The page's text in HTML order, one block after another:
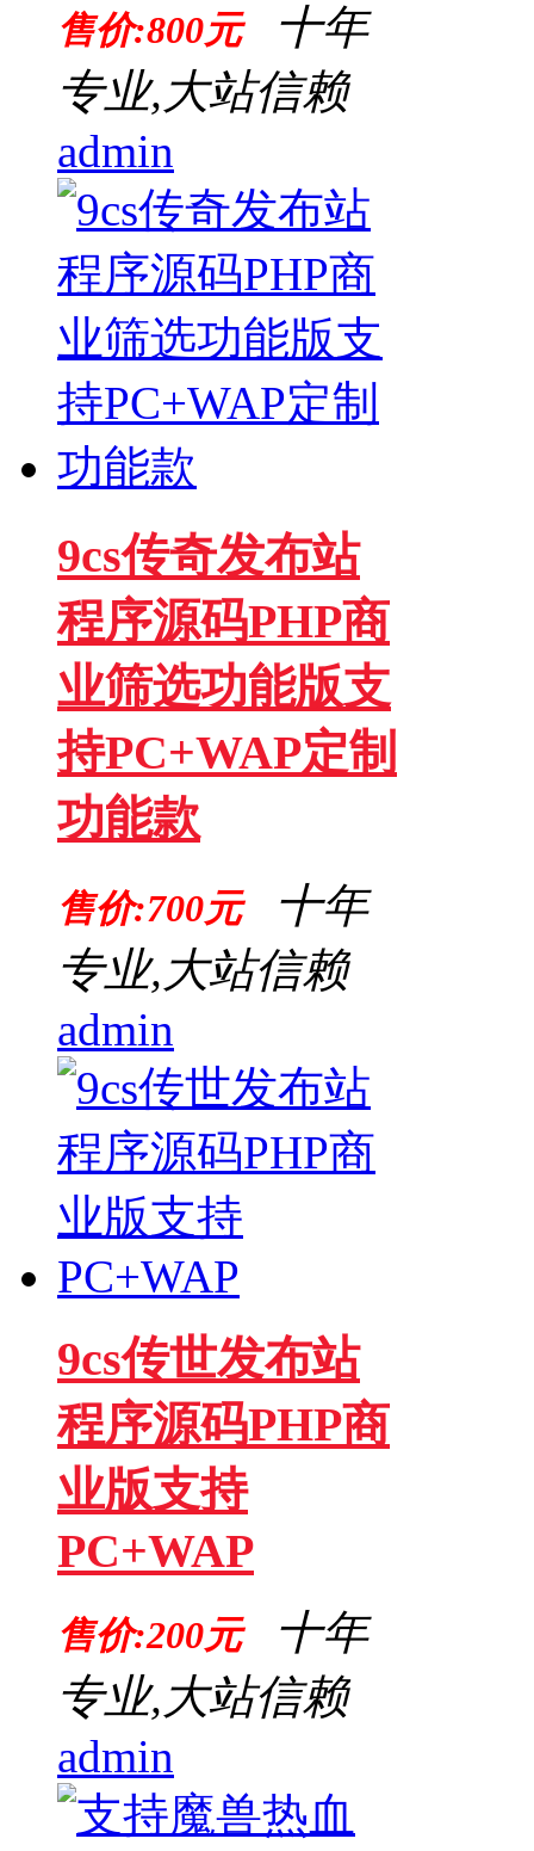
售价:800元
十年
专业,大站信赖
admin
9cs传奇发布站
程序源码PHP商
业筛选功能版支
持PC+WAP定制
功能款
售价:700元
十年
专业,大站信赖
admin
9cs传世发布站
程序源码PHP商
业版支持
PC+WAP
售价:200元
十年
专业,大站信赖
admin